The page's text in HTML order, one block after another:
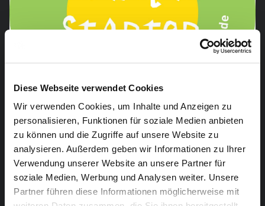
Diese Webseite verwendet Cookies
Wir verwenden Cookies, um Inhalte und Anzeigen zu
personalisieren, Funktionen für soziale Medien anbieten
zu können und die Zugriffe auf unsere Website zu
analysieren. Außerdem geben wir Informationen zu Ihrer
Verwendung unserer Website an unsere Partner für
soziale Medien, Werbung und Analysen weiter. Unsere
Partner führen diese Informationen möglicherweise mit